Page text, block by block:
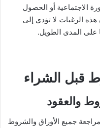
الاجتماعية أو الحصول
الرغبات لا تؤدي إلى
على المدى الطويل.
قبل الشراء
جميع الأوراق والشروط